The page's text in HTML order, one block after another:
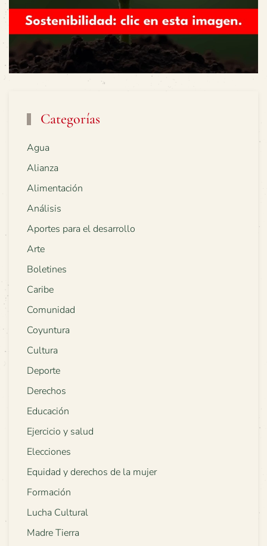
Categorías
Agua
Alianza
Alimentación
Análisis
Aportes para el desarrollo
Arte
Boletines
Caribe
Comunidad
Coyuntura
Cultura
Deporte
Derechos
Educación
Ejercicio y salud
Elecciones
Equidad y derechos de la mujer
Formación
Lucha Cultural
Madre Tierra